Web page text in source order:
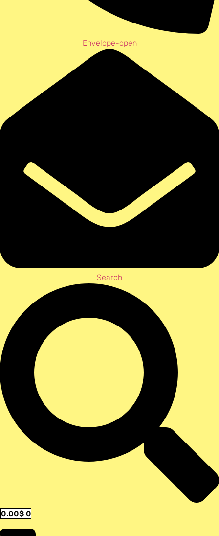
Envelope-open
Search
0.00$ 0